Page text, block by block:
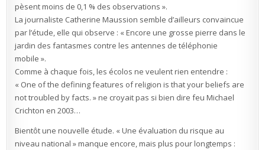
pèsent moins de 0,1 % des observations ».
La journaliste Catherine Maussion semble d’ailleurs convaincue
par l’étude, elle qui observe : « Encore une grosse pierre dans le
jardin des fantasmes contre les antennes de téléphonie
mobile ».
Comme à chaque fois, les écolos ne veulent rien entendre :
« One of the defining features of religion is that your beliefs are
not troubled by facts. » ne croyait pas si bien dire feu Michael
Crichton en 2003…
Bientôt une nouvelle étude. « Une évaluation du risque au
niveau national » manque encore, mais plus pour longtemps :